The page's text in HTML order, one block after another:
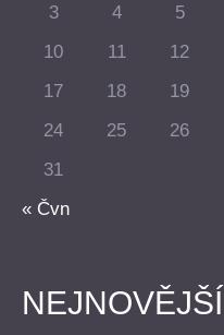
« Čvn
3
4 5
10
11 12
17
18 19
24
25 26
31